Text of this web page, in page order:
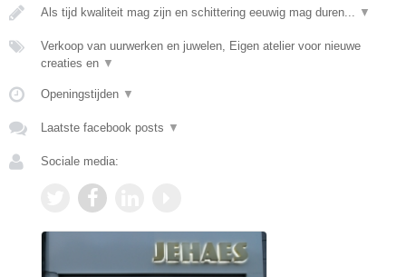
Als tijd kwaliteit mag zijn en schittering eeuwig mag duren... ▼
Verkoop van uurwerken en juwelen, Eigen atelier voor nieuwe
creaties en ▼
Openingstijden ▼
Laatste facebook posts ▼
Sociale media: